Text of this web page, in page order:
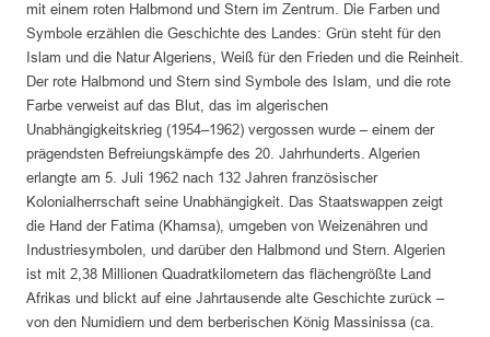
mit einem roten Halbmond und Stern im Zentrum. Die Farben und
Symbole erzählen die Geschichte des Landes: Grün steht für den
Islam und die Natur Algeriens, Weiß für den Frieden und die Reinheit.
Der rote Halbmond und Stern sind Symbole des Islam, und die rote
Farbe verweist auf das Blut, das im algerischen
Unabhängigkeitskrieg (1954–1962) vergossen wurde – einem der
prägendsten Befreiungskämpfe des 20. Jahrhunderts. Algerien
erlangte am 5. Juli 1962 nach 132 Jahren französischer
Kolonialherrschaft seine Unabhängigkeit. Das Staatswappen zeigt
die Hand der Fatima (Khamsa), umgeben von Weizenähren und
Industriesymbolen, und darüber den Halbmond und Stern. Algerien
ist mit 2,38 Millionen Quadratkilometern das flächengrößte Land
Afrikas und blickt auf eine Jahrtausende alte Geschichte zurück –
von den Numidiern und dem berberischen König Massinissa (ca.